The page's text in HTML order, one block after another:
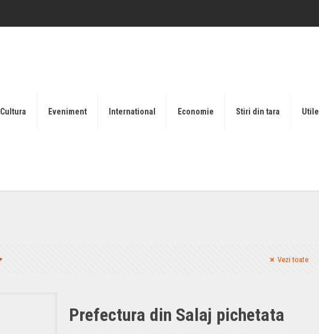
Cultura Eveniment International Economie Stiri din tara Utile
Vezi toate
Prefectura din Salaj pichetata